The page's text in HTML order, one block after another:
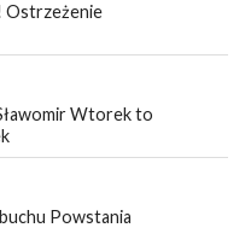
Ostrzeżenie
Wtorek to
Powstania